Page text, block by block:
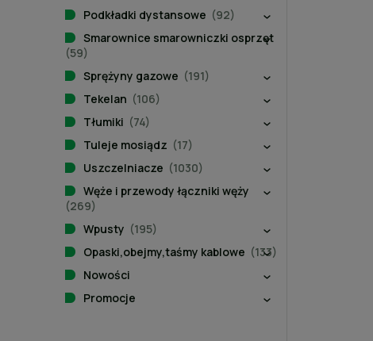
Podkładki dystansowe (92)
Smarownice smarowniczki osprzęt
(59)
Sprężyny gazowe (191)
Tekelan (106)
Tłumiki (74)
Tuleje mosiądz (17)
Uszczelniacze (1030)
Węże i przewody łączniki węży
(269)
Wpusty (195)
Opaski,obejmy,taśmy kablowe (133)
Nowości
Promocje